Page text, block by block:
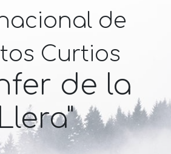
de
Curtios
de la
Llera"